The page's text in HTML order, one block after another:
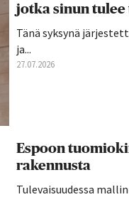
jotka sinun
Tänä syksynä
ja...
27.07.2026
Espoon
rakennusta
Tulevaisuudessa